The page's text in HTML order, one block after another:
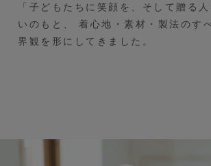
「子どもたちに笑顔を、そして贈る
いのもと、 着心地・素材・製法の
界観を形にしてきました。